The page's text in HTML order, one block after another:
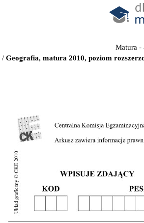
Matura -
/ Geografia, matura 2010, poziom